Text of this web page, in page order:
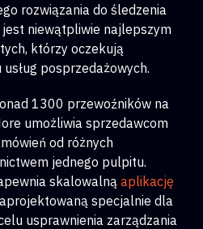
rozwiązania do śledzenia
jest niewątpliwie najlepszym
którzy oczekują
posprzedażowych.
1300 przewoźników na
umożliwia sprzedawcom
od różnych
jednego pulpitu.
skalowalną aplikację
specjalnie dla
usprawnienia zarządzania